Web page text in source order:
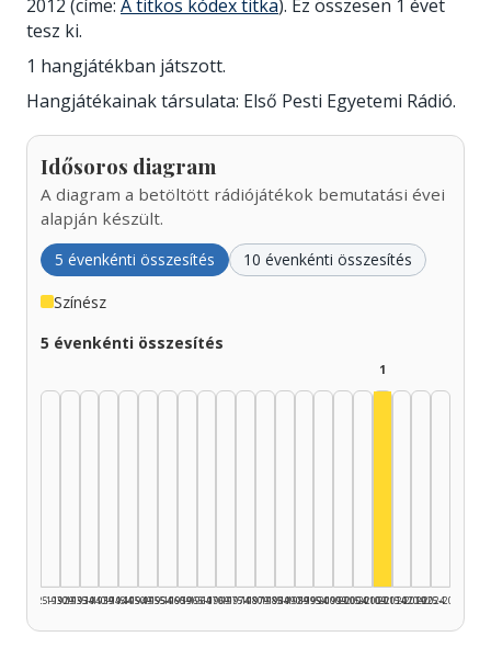
2012 (címe: A titkos kódex titka). Ez összesen 1 évet
tesz ki.
1 hangjátékban játszott.
Hangjátékainak társulata: Első Pesti Egyetemi Rádió.
Idősoros diagram
A diagram a betöltött rádiójátékok bemutatási évei
alapján készült.
5 évenkénti összesítés 10 évenkénti összesítés
Színész
5 évenkénti összesítés
1925–1929
1930–1934
1935–1939
1940–1944
1945–1949
1950–1954
1955–1959
1960–1964
1965–1969
1970–1974
1975–1979
1980–1984
1985–1989
1990–1994
1995–1999
2000–2004
2005–2009
1
2010–2014
2015–2019
2020–2024
2025–2026